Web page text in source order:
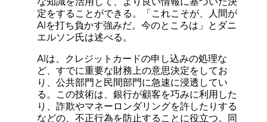
定をすることができる。「これこそが、人間が
AIを打ち負かす強みだ。今のところは」とダニ
エルソン氏は述べる。
AIは、クレジットカードの申し込みの処理な
ど、すでに重要な財務上の意思決定をしてお
り、公共部門と民間部門に急速に浸透してい
る。この技術は、銀行が顧客を巧みに利用した
り、詐欺やマネーロンダリングを許したりする